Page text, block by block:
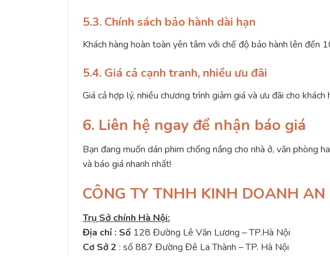
5.3. Chính sách bảo hành dài hạn
Khách hàng hoàn toàn yên tâm với chế độ bảo hành lên đến
5.4. Giá cả cạnh tranh, nhiều ưu đãi
Giá cả hợp lý, nhiều chương trình giảm giá và ưu đãi cho khách
6. Liên hệ ngay để nhận báo giá
Bạn đang muốn dán phim chống nắng cho nhà ở, văn phòng
và báo giá nhanh nhất!
CÔNG TY TNHH KINH DOANH AN
Trụ Sở chính Hà Nội:
Địa chỉ : Số 128 Đường Lê Văn Lương – TP.Hà Nội
Cơ Sở 2 : số 887 Đường Đê La Thành – TP. Hà Nội